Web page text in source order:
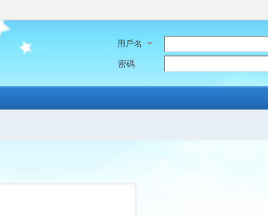
用戶名
密碼